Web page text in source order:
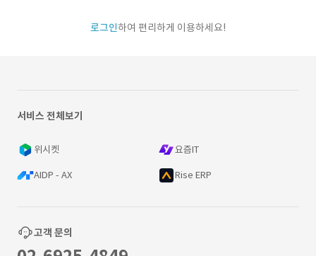
로그인하여 편리하게 이용하세요!
서비스 전체보기
위시켓 요즘IT
AIDP - AX Rise ERP
고객 문의